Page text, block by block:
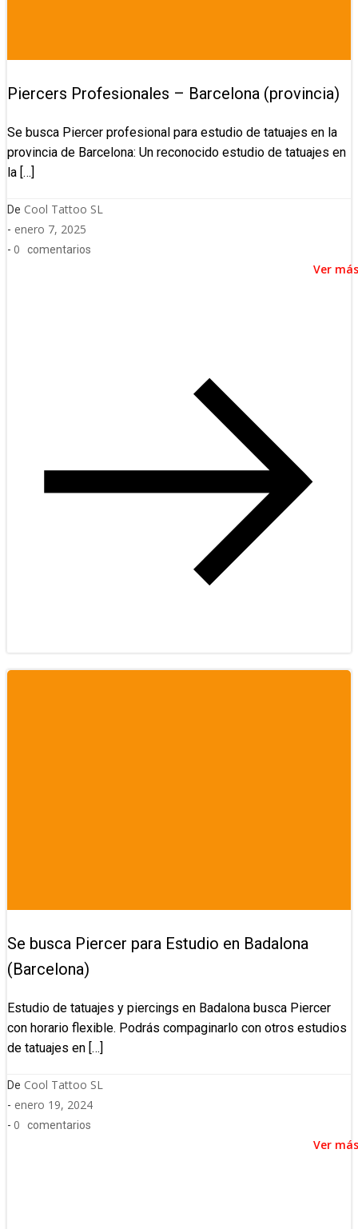
Piercers Profesionales – Barcelona (provincia)
Se busca Piercer profesional para estudio de tatuajes en la
provincia de Barcelona: Un reconocido estudio de tatuajes en
la […]
De Cool Tattoo SL
- enero 7, 2025
- 0 comentarios
Ver más
Se busca Piercer para Estudio en Badalona
(Barcelona)
Estudio de tatuajes y piercings en Badalona busca Piercer
con horario flexible. Podrás compaginarlo con otros estudios
de tatuajes en […]
De Cool Tattoo SL
- enero 19, 2024
- 0 comentarios
Ver más